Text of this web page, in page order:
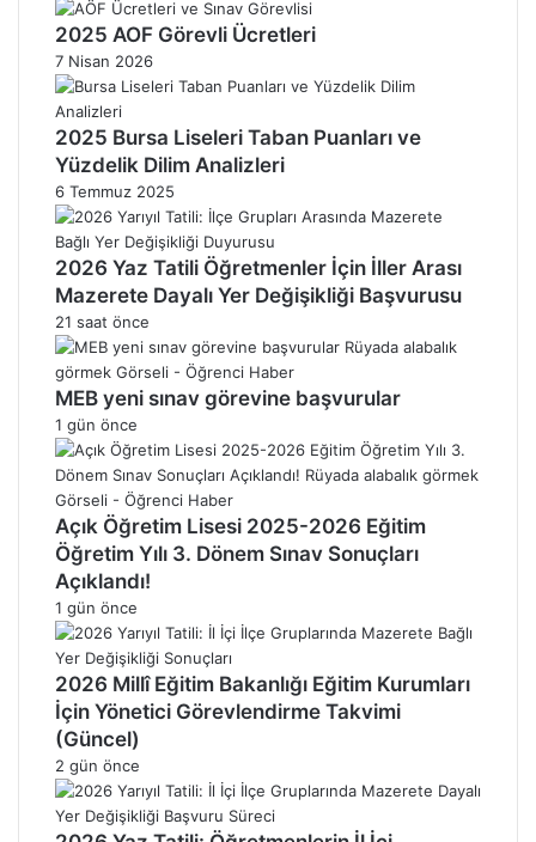
2025 AOF Görevli Ücretleri
7 Nisan 2026
2025 Bursa Liseleri Taban Puanları ve
Yüzdelik Dilim Analizleri
6 Temmuz 2025
2026 Yaz Tatili Öğretmenler İçin İller Arası
Mazerete Dayalı Yer Değişikliği Başvurusu
21 saat önce
MEB yeni sınav görevine başvurular
1 gün önce
Açık Öğretim Lisesi 2025-2026 Eğitim
Öğretim Yılı 3. Dönem Sınav Sonuçları
Açıklandı!
1 gün önce
2026 Millî Eğitim Bakanlığı Eğitim Kurumları
İçin Yönetici Görevlendirme Takvimi
(Güncel)
2 gün önce